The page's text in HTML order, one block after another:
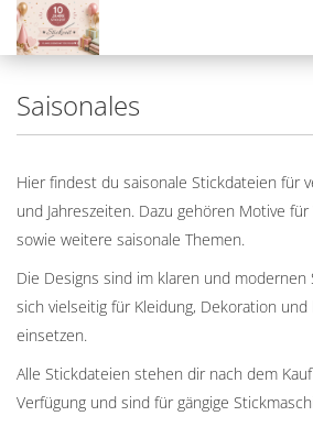
Saisonales
Hier findest du saisonale Stickdateien für
und Jahreszeiten. Dazu gehören Motive
sowie weitere saisonale Themen.
Die Designs sind im klaren und
sich vielseitig für Kleidung, Dekoration
einsetzen.
Alle Stickdateien stehen dir nach dem
Verfügung und sind für gängige